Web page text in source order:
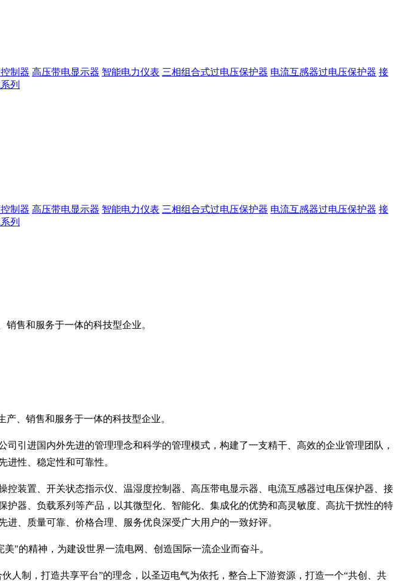
制器 高压带电显示器 智能电力仪表 三相组合式过电压保护器 电流互感器过电压保护器 接
列
制器 高压带电显示器 智能电力仪表 三相组合式过电压保护器 电流互感器过电压保护器 接
列
售和服务于一体的科技型企业。
、销售和服务于一体的科技型企业。
引进国内外先进的管理理念和科学的管理模式，构建了一支精干、高效的企业管理团队，
性、稳定性和可靠性。
装置、开关状态指示仪、温湿度控制器、高压带电显示器、电流互感器过电压保护器、接
器、负载系列等产品，以其微型化、智能化、集成化的优势和高灵敏度、高抗干扰性的特
、质量可靠、价格合理、服务优良深受广大用户的一致好评。
"的精神，为建设世界一流电网、创造国际一流企业而奋斗。
人制，打造共享平台”的理念，以圣迈电气为依托，整合上下游资源，打造一个“共创、共